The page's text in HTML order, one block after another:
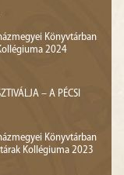
Könyvtárban
2024
– A PÉCSI
Könyvtárban
Kollégiuma 2023